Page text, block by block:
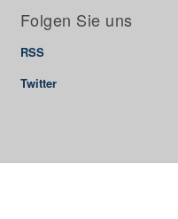
Folgen Sie uns
RSS
Twitter